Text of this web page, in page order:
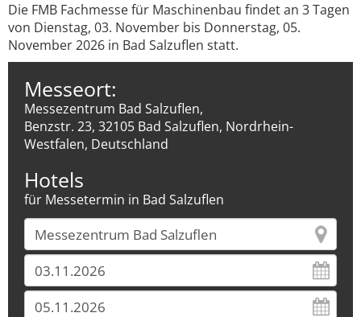
Die FMB Fachmesse für Maschinenbau findet an 3 Tagen
von Dienstag, 03. November bis Donnerstag, 05.
November 2026 in Bad Salzuflen statt.
Messeort:
Messezentrum Bad Salzuflen,
Benzstr. 23, 32105 Bad Salzuflen, Nordrhein-
Westfalen, Deutschland
Hotels
für Messetermin in Bad Salzuflen